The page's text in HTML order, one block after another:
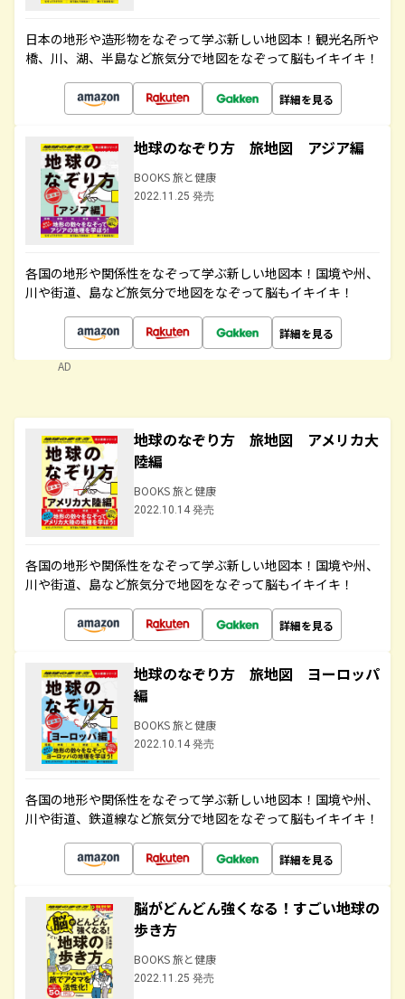
日本の地形や造形物をなぞって学ぶ新しい地図本！観光名所や
橋、川、湖、半島など旅気分で地図をなぞって脳もイキイキ！
詳細を見る
地球のなぞり方 旅地図 アジア編
BOOKS 旅と健康
2022.11.25 発売
各国の地形や関係性をなぞって学ぶ新しい地図本！国境や州、
川や街道、島など旅気分で地図をなぞって脳もイキイキ！
詳細を見る
AD
地球のなぞり方 旅地図 アメリカ大
陸編
BOOKS 旅と健康
2022.10.14 発売
各国の地形や関係性をなぞって学ぶ新しい地図本！国境や州、
川や街道、島など旅気分で地図をなぞって脳もイキイキ！
詳細を見る
地球のなぞり方 旅地図 ヨーロッパ
編
BOOKS 旅と健康
2022.10.14 発売
各国の地形や関係性をなぞって学ぶ新しい地図本！国境や州、
川や街道、鉄道線など旅気分で地図をなぞって脳もイキイキ！
詳細を見る
脳がどんどん強くなる！すごい地球の
歩き方
BOOKS 旅と健康
2022.11.25 発売